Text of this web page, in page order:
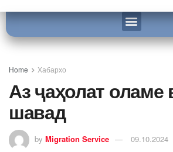
Home Хабархо
Аз ҷаҳолат оламе
шавад
by Migration Service 09.10.2024